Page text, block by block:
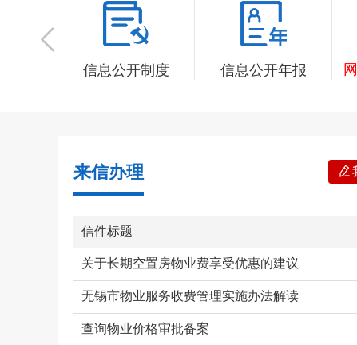
信息公开制度 信息公开年报
来信办理
信件标题
关于长期空置房物业费享受优惠的建议
无锡市物业服务收费管理实施办法解读
查询物业价格审批备案